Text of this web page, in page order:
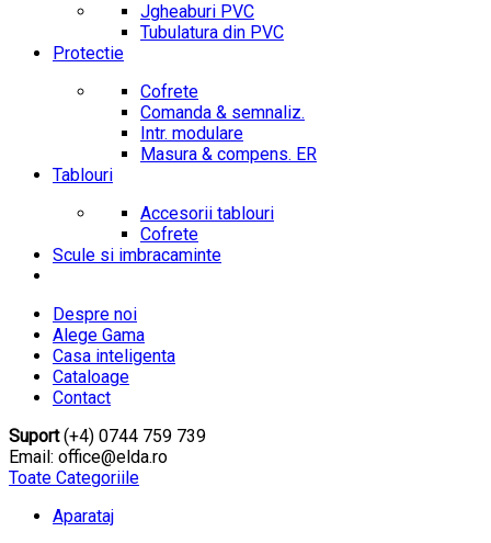
Jgheaburi PVC
Tubulatura din PVC
Protectie
Cofrete
Comanda & semnaliz.
Intr. modulare
Masura & compens. ER
Tablouri
Accesorii tablouri
Cofrete
Scule si imbracaminte
Despre noi
Alege Gama
Casa inteligenta
Cataloage
Contact
Suport(+4) 0744 759 739
Email: office@elda.ro
Toate Categoriile
Aparataj